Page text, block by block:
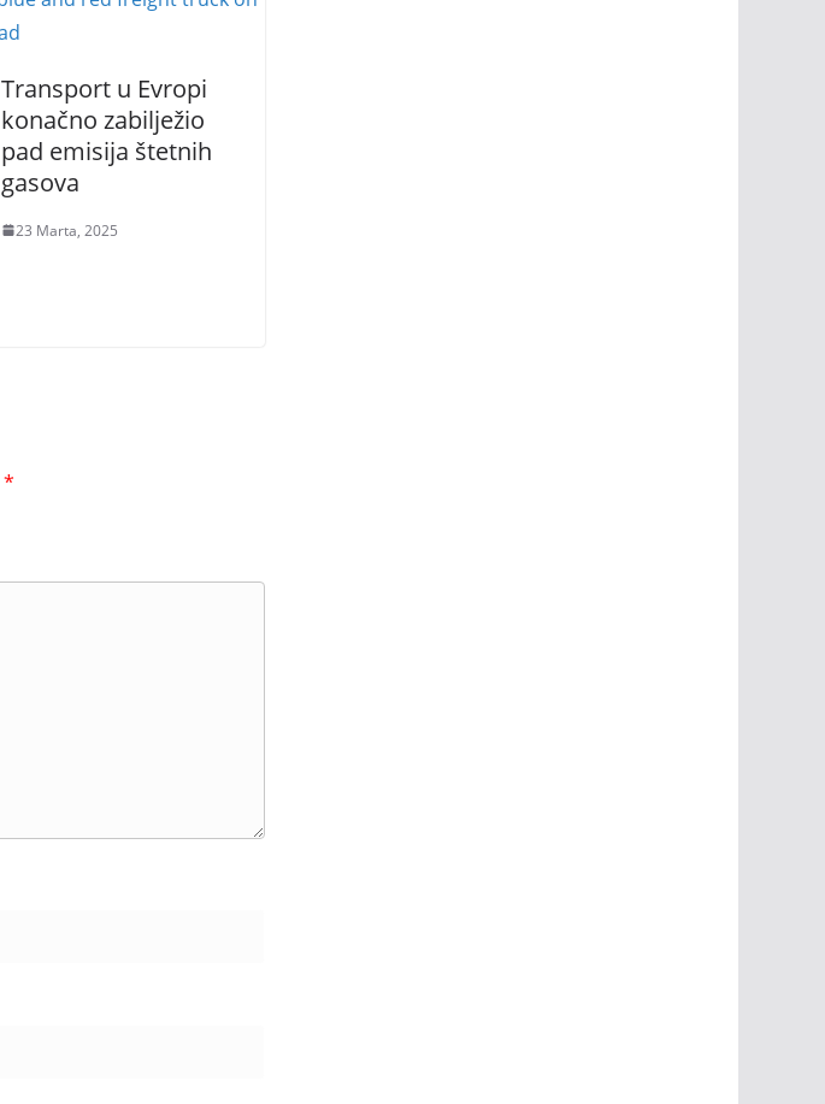
Transport u Evropi
konačno zabilježio
pad emisija štetnih
gasova
23 Marta, 2025
*